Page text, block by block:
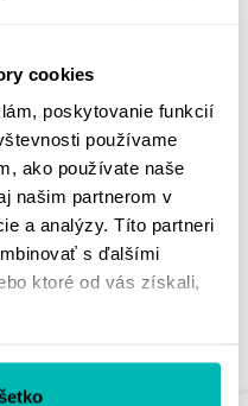
cookies
poskytovanie funkcií
používame
ako používate naše
našim partnerom v
a analýzy. Títo partneri
s ďalšími
ktoré od vás získali,
SA VÁM